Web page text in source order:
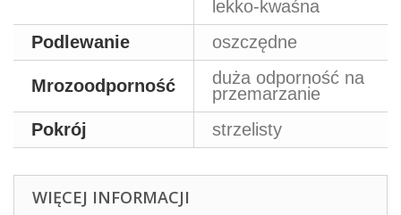
lekko-kwaśna
Podlewanie
oszczędne
Mrozoodporność
duża odporność na
przemarzanie
Pokrój
strzelisty
WIĘCEJ INFORMACJI